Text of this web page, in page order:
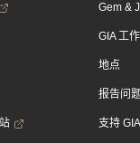
Gem &
GIA 工
地点
报告问
支持 GIA